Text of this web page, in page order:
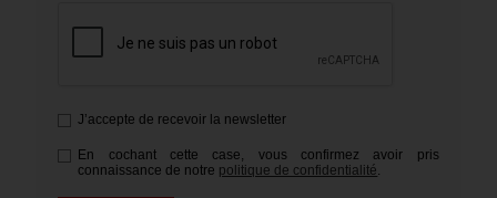
J’accepte de recevoir la newsletter
En cochant cette case, vous confirmez avoir pris
connaissance de notre politique de confidentialité.